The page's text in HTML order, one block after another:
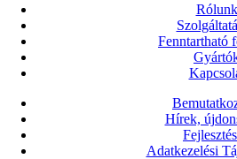
Rólunk
Fenntartható
Hírek,
Adatkezelési